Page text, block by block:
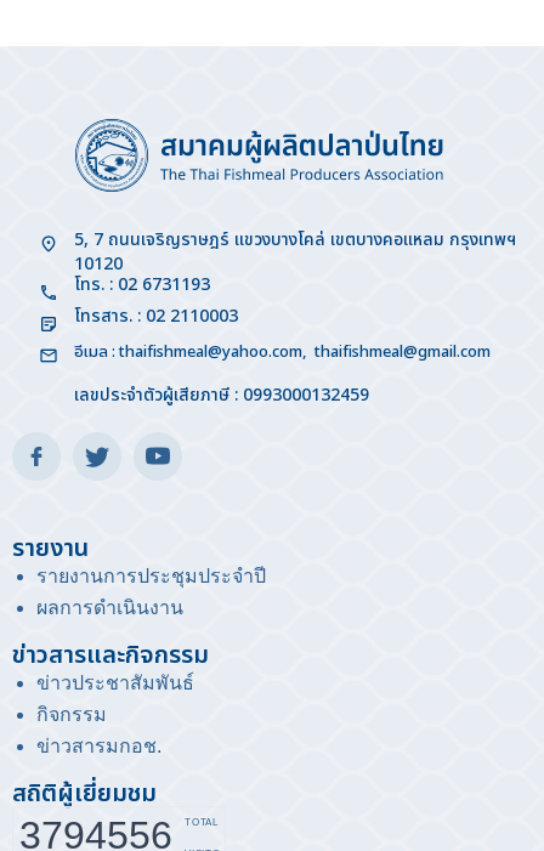
5, 7 ถนนเจริญราษฎร์ แขวงบางโคล่ เขตบางคอแหลม กรุงเทพฯ
10120
โทร. : 02 6731193
โทรสาร. : 02 2110003
อีเมล :thaifishmeal@yahoo.com,thaifishmeal@gmail.com
เลขประจำตัวผู้เสียภาษี : 0993000132459
รายงาน
รายงานการประชุมประจำปี
ผลการดำเนินงาน
ข่าวสารและกิจกรรม
ข่าวประชาสัมพันธ์
กิจกรรม
ข่าวสารมกอช.
สถิติผู้เยี่ยมชม
3794556 TOTAL